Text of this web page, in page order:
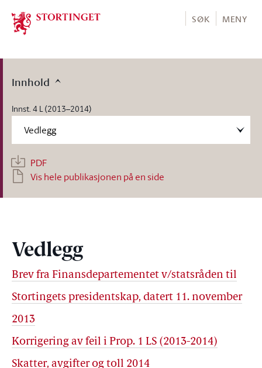
Stortinget.no
SØK MENY
Innhold
Innst. 4 L (2013–2014)
PDF
Vis hele publikasjonen på en side
Vedlegg
Brev fra Finansdepartementet v/statsråden til
Stortingets presidentskap, datert 11. november
2013
Korrigering av feil i Prop. 1 LS (2013-2014)
Skatter, avgifter og toll 2014